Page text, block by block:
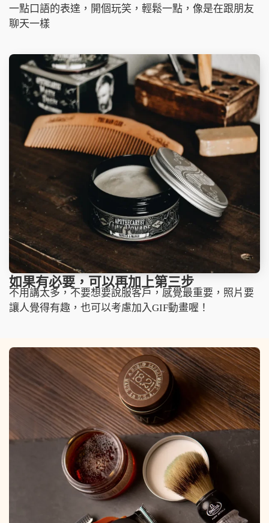
一點口語的表達，開個玩笑，輕鬆一點，像是在跟朋友
聊天一樣
如果有必要，可以再加上第三步
不用講太多，不要想要說服客戶，感覺最重要，照片要
讓人覺得有趣，也可以考慮加入GIF動畫喔！